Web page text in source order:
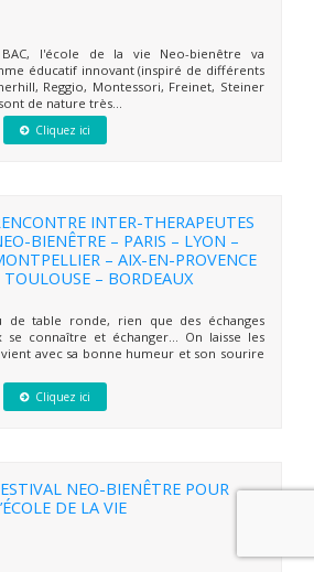
l'école de la vie Neo-bienêtre va
éducatif innovant (inspiré de différents
Reggio, Montessori, Freinet, Steiner
de nature très...
Cliquez ici
INTER-THERAPEUTES
BIENÊTRE – PARIS – LYON –
– AIX-EN-PROVENCE
TOULOUSE – BORDEAUX
de table ronde, rien que des échanges
se connaître et échanger… On laisse les
avec sa bonne humeur et son sourire
Cliquez ici
NEO-BIENÊTRE POUR
DE LA VIE